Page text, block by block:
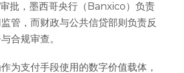
审批，墨西哥央行（Banxico）负责
管，而财政与公共信贷部则负责反
合规审查。
为支付手段使用的数字价值载体，